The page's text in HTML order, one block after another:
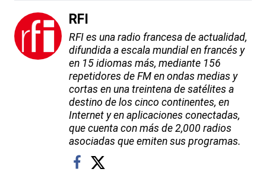
RFI
RFI es una radio francesa de actualidad,
difundida a escala mundial en francés y
en 15 idiomas más, mediante 156
repetidores de FM en ondas medias y
cortas en una treintena de satélites a
destino de los cinco continentes, en
Internet y en aplicaciones conectadas,
que cuenta con más de 2,000 radios
asociadas que emiten sus programas.